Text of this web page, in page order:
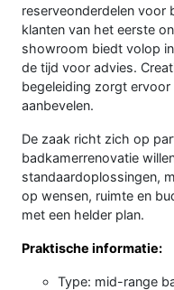
reserveonderdelen voor
klanten van het eerste
showroom biedt volop
de tijd voor advies.
begeleiding zorgt
aanbevelen.
De zaak richt zich op
badkamerrenovatie
standaardoplossingen,
op wensen, ruimte en
met een helder plan.
Praktische informatie:
Type: mid-range